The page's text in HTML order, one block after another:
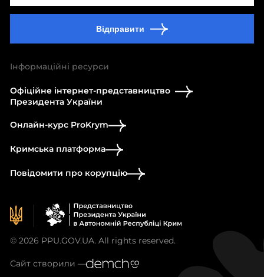
Відправити
Інформаційні ресурси
Офіційне інтернет-представництво
Президента України
Онлайн-курс ProKrym
Кримська платформа
Повідомити про корупцію
© 2026 PPU.GOV.UA. All rights reserved.
Сайт створили —